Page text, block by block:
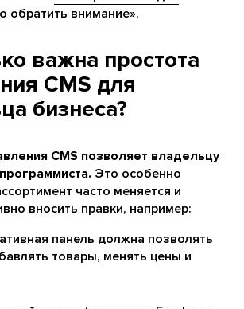
обратить внимание».
важна простота
CMS для
бизнеса?
CMS позволяет владельцу
Это особенно
часто меняется и
вносить правки, например:
панель должна позволять
товары, менять цены и